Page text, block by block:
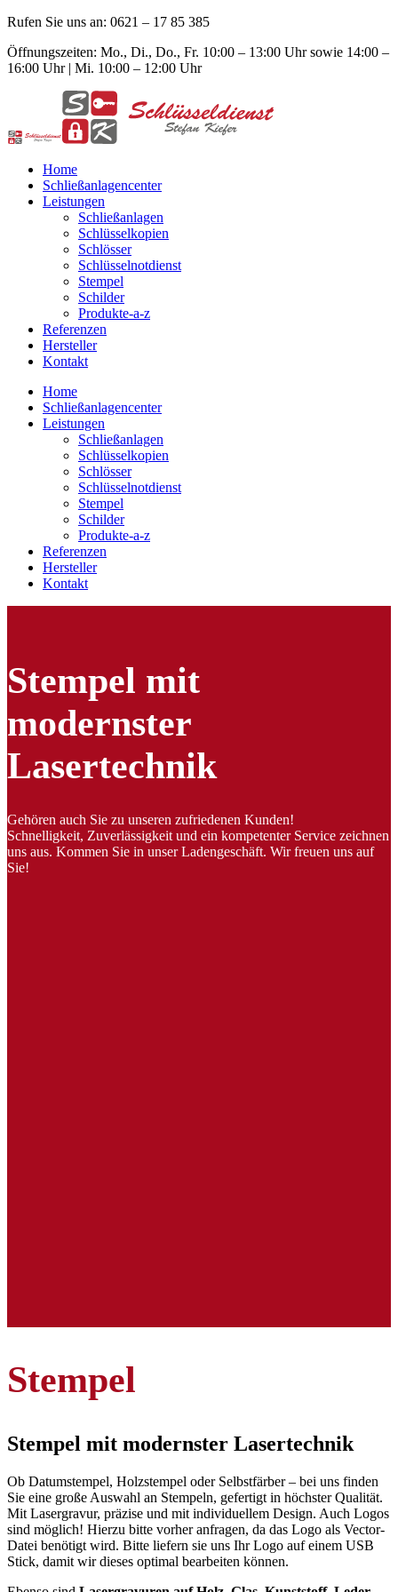
Rufen Sie uns an: 0621 – 17 85 385
Öffnungszeiten: Mo., Di., Do., Fr. 10:00 – 13:00 Uhr sowie 14:00 –
16:00 Uhr | Mi. 10:00 – 12:00 Uhr
Home
Schließanlagencenter
Leistungen
Schließanlagen
Schlüsselkopien
Schlösser
Schlüsselnotdienst
Stempel
Schilder
Produkte-a-z
Referenzen
Hersteller
Kontakt
Home
Schließanlagencenter
Leistungen
Schließanlagen
Schlüsselkopien
Schlösser
Schlüsselnotdienst
Stempel
Schilder
Produkte-a-z
Referenzen
Hersteller
Kontakt
Stempel mit
modernster
Lasertechnik
Gehören auch Sie zu unseren zufriedenen Kunden!
Schnelligkeit, Zuverlässigkeit und ein kompetenter Service zeichnen
uns aus. Kommen Sie in unser Ladengeschäft. Wir freuen uns auf
Sie!
Stempel
Stempel mit modernster Lasertechnik
Ob Datumstempel, Holzstempel oder Selbstfärber – bei uns finden
Sie eine große Auswahl an Stempeln, gefertigt in höchster Qualität.
Mit Lasergravur, präzise und mit individuellem Design. Auch Logos
sind möglich! Hierzu bitte vorher anfragen, da das Logo als Vector-
Datei benötigt wird. Bitte liefern sie uns Ihr Logo auf einem USB
Stick, damit wir dieses optimal bearbeiten können.